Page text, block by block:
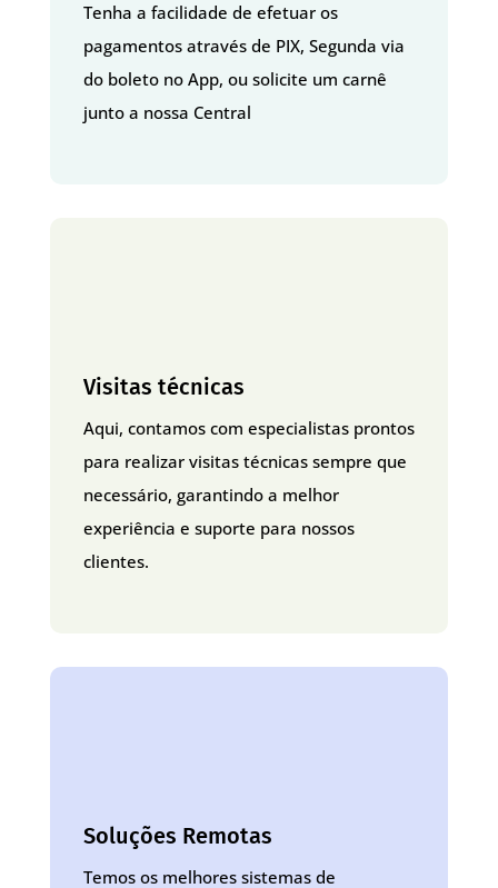
Tenha a facilidade de efetuar os
pagamentos através de PIX, Segunda via
do boleto no App, ou solicite um carnê
junto a nossa Central
Visitas técnicas
Aqui, contamos com especialistas prontos
para realizar visitas técnicas sempre que
necessário, garantindo a melhor
experiência e suporte para nossos
clientes.
Soluções Remotas
Temos os melhores sistemas de